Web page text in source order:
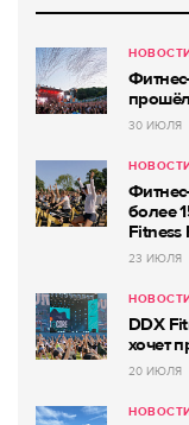
30 ИЮЛЯ
более
Fitness
23 ИЮЛЯ
DDX
хочет
20 ИЮЛЯ